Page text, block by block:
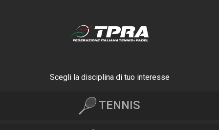
Scegli la disciplina di tuo interesse
TENNIS